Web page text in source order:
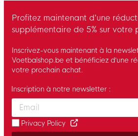
Profitez maintenant d’une
supplémentaire de 5% sur votre
Inscrivez-vous maintenant à la
Voetbalshop.be et bénéficiez d’une
votre prochain achat.
Enter your email and accept the
Inscription à notre newsletter :
Privacy Policy